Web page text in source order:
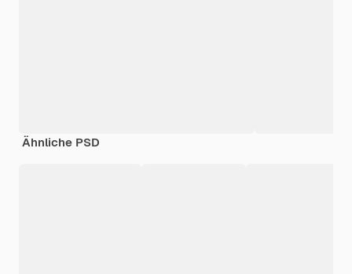
Ähnliche PSD